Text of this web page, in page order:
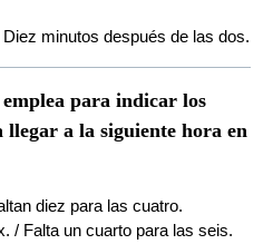
Diez minutos después de las dos.
para indicar los
a la siguiente hora en
diez para las cuatro.
/ Falta un cuarto para las seis.